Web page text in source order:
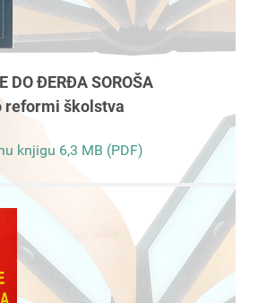
DO ĐERĐA SOROŠA
reformi školstva
knjigu 6,3 MB (PDF)